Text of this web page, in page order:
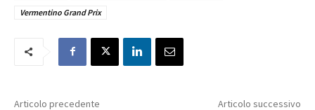
Vermentino Grand Prix
Articolo precedente Articolo successivo